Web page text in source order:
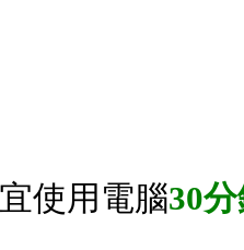
宜使用電腦30